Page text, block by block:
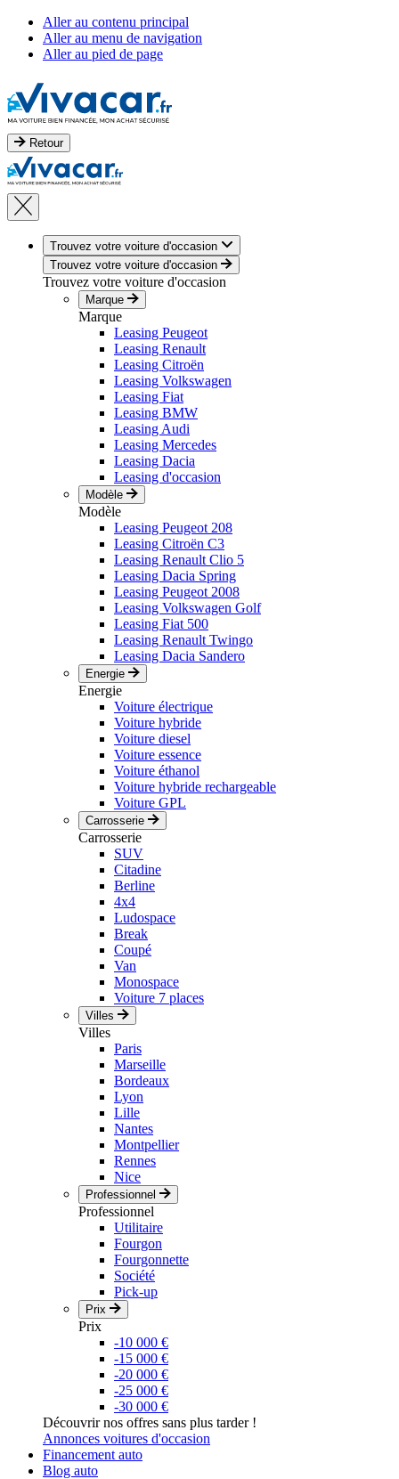
Aller au contenu principal
Aller au menu de navigation
Aller au pied de page
Retour
Trouvez votre voiture d'occasion
Trouvez votre voiture d'occasion
Trouvez votre voiture d'occasion
Marque
Marque
Leasing Peugeot
Leasing Renault
Leasing Citroën
Leasing Volkswagen
Leasing Fiat
Leasing BMW
Leasing Audi
Leasing Mercedes
Leasing Dacia
Leasing d'occasion
Modèle
Modèle
Leasing Peugeot 208
Leasing Citroën C3
Leasing Renault Clio 5
Leasing Dacia Spring
Leasing Peugeot 2008
Leasing Volkswagen Golf
Leasing Fiat 500
Leasing Renault Twingo
Leasing Dacia Sandero
Energie
Energie
Voiture électrique
Voiture hybride
Voiture diesel
Voiture essence
Voiture éthanol
Voiture hybride rechargeable
Voiture GPL
Carrosserie
Carrosserie
SUV
Citadine
Berline
4x4
Ludospace
Break
Coupé
Van
Monospace
Voiture 7 places
Villes
Villes
Paris
Marseille
Bordeaux
Lyon
Lille
Nantes
Montpellier
Rennes
Nice
Professionnel
Professionnel
Utilitaire
Fourgon
Fourgonnette
Société
Pick-up
Prix
Prix
-10 000 €
-15 000 €
-20 000 €
-25 000 €
-30 000 €
Découvrir nos offres sans plus tarder !
Annonces voitures d'occasion
Financement auto
Blog auto